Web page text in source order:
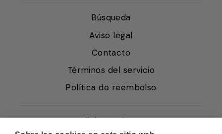
Búsqueda
Aviso legal
Contacto
Términos del servicio
Política de reembolso
Condiciones de Venta